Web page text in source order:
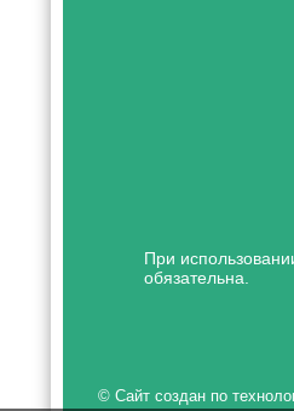
При
обязательна.
© Сайт создан по